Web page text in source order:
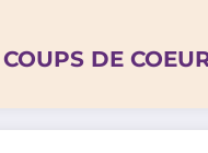
COUPS DE